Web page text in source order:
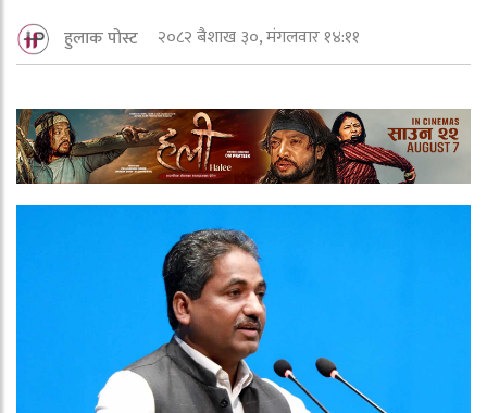
हुलाक पोस्ट २०८२ बैशाख ३०, मंगलवार १४:११